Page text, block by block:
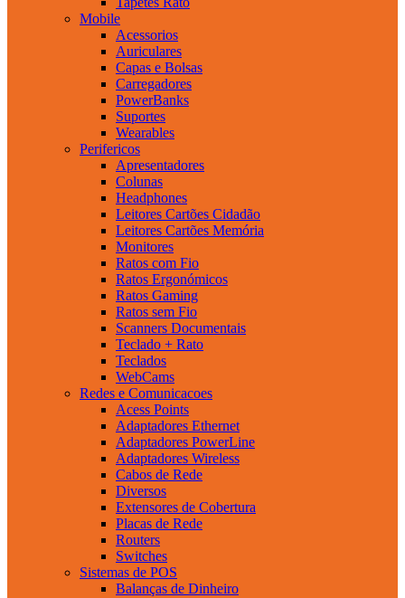
Mobile
Acessorios
Auriculares
Capas e Bolsas
Carregadores
PowerBanks
Suportes
Wearables
Perifericos
Apresentadores
Colunas
Headphones
Leitores Cartões Cidadão
Leitores Cartões Memória
Monitores
Ratos com Fio
Ratos Ergonómicos
Ratos Gaming
Ratos sem Fio
Scanners Documentais
Teclado + Rato
Teclados
WebCams
Redes e Comunicacoes
Acess Points
Adaptadores Ethernet
Adaptadores PowerLine
Adaptadores Wireless
Cabos de Rede
Diversos
Extensores de Cobertura
Placas de Rede
Routers
Switches
Sistemas de POS
Balanças de Dinheiro